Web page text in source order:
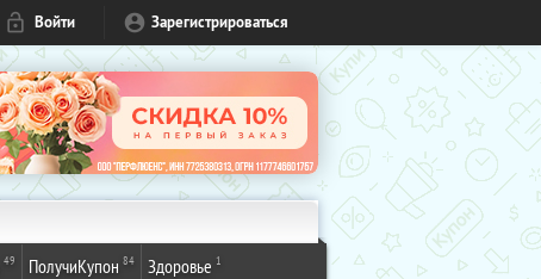
Войти Зарегистрироваться
49 ПолучиКупон 84 Здоровье 1